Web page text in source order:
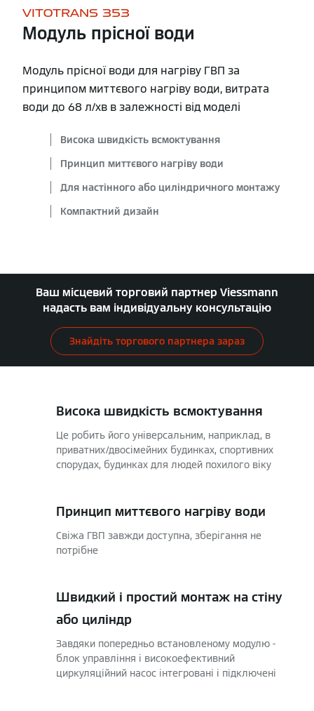
VITOTRANS 353
Модуль прісної води
Модуль прісної води для нагріву ГВП за
принципом миттєвого нагріву води, витрата
води до 68 л/хв в залежності від моделі
Висока швидкість всмоктування
Принцип миттєвого нагріву води
Для настінного або циліндричного монтажу
Компактний дизайн
Ваш місцевий торговий партнер Viessmann
надасть вам індивідуальну консультацію
Знайдіть торгового партнера зараз
Висока швидкість всмоктування
Це робить його універсальним, наприклад, в
приватних/двосімейних будинках, спортивних
спорудах, будинках для людей похилого віку
Принцип миттєвого нагріву води
Свіжа ГВП завжди доступна, зберігання не
потрібне
Швидкий і простий монтаж на стіну
або циліндр
Завдяки попередньо встановленому модулю -
блок управління і високоефективний
циркуляційний насос інтегровані і підключені